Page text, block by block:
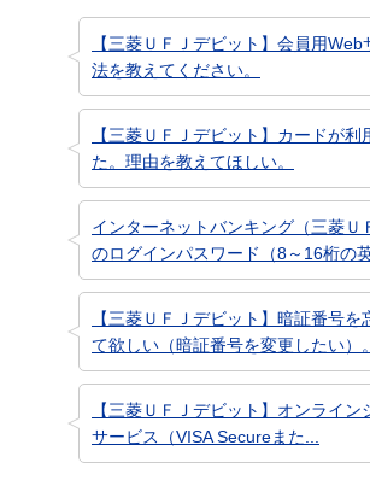
【三菱ＵＦＪデビット】会員用
法を教えてください。
【三菱ＵＦＪデビット】カードが利
た。理由を教えてほしい。
インターネットバンキング（三菱Ｕ
のログインパスワード（8～16桁の英
【三菱ＵＦＪデビット】暗証番号を
て欲しい（暗証番号を変更したい）。
【三菱ＵＦＪデビット】オンライ
サービス（VISA Secureまた...